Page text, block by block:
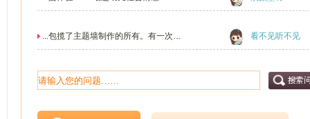
...包揽了主题墙制作的所有。有一次我 看不见听不见